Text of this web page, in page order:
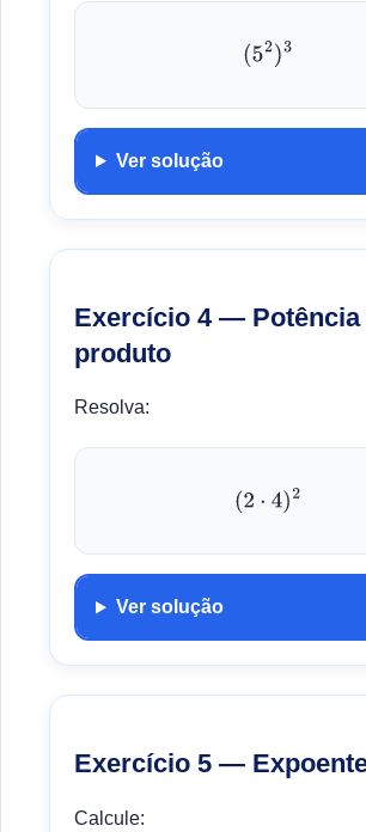
(52 )3
Ver solução
Exercício 4 — Potência
produto
Resolva:
(2 ⋅ 4)2
Ver solução
Exercício 5 —
Calcule: